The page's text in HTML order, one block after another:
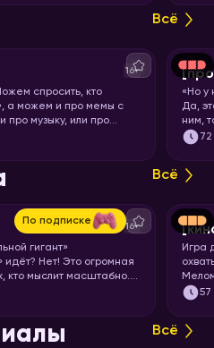
Всё
16+
спросить, кто
а можем и про мемы с
про музыку, или про
знаний не
[про
«Но у
Да,
ним,
72
Всё
По подписке 16+
гигант»
идёт? Нет! Это огромная
кто мыслит масштабно.
клипов, отрывков из
Игра
57
Всё